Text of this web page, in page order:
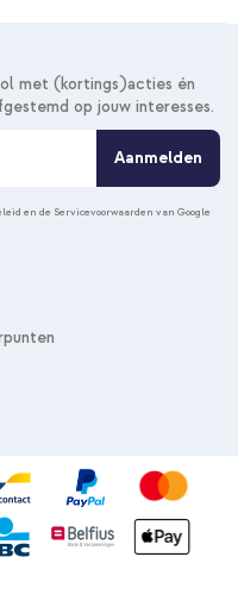
met (kortings)acties én
op jouw interesses.
Aanmelden
en de Servicevoorwaarden van Google